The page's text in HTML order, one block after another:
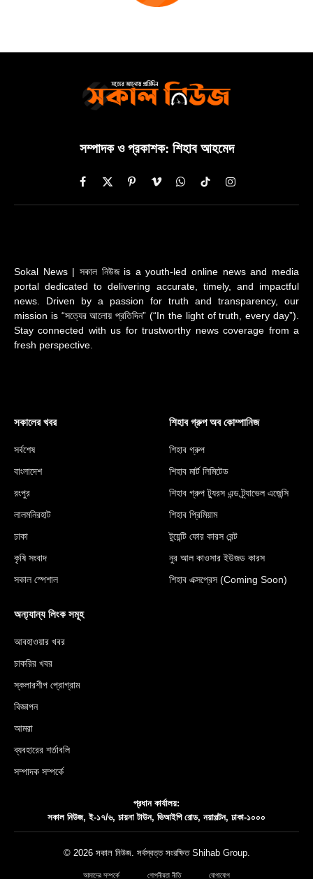
সম্পাদক ও প্রকাশক: শিহাব আহমেদ
Facebook
X
(Twitter)
PinterestVimeoWhatsAppTikTokInstagram
Sokal News | সকাল নিউজ is a youth-led online news and media
portal dedicated to delivering accurate, timely, and impactful
news. Driven by a passion for truth and transparency, our
mission is “সত্যের আলোয় প্রতিদিন” (“In the light of truth, every day”).
Stay connected with us for trustworthy news coverage from a
fresh perspective.
সকালের খবর
সর্বশেষ
বাংলাদেশ
রংপুর
লালমনিরহাট
ঢাকা
কৃষি সংবাদ
সকাল স্পেশাল
শিহাব গ্রুপ অব কোম্পানিজ
শিহাব গ্রুপ
শিহাব মার্ট লিমিটেড
শিহাব গ্রুপ ট্যুরস এন্ড ট্র্যাভেল এজেন্সি
শিহাব প্রিমিয়াম
টুয়েন্টি ফোর কারস রেন্ট
নুর আল কাওসার ইউজড কারস
শিহাব এক্সপ্রেস (Coming Soon)
অন্য্যান্য লিংক সমূহ
আবহাওয়ার খবর
চাকরির খবর
স্কলারশীপ প্রোগ্রাম
বিজ্ঞাপন
আমরা
ব্যবহারের শর্তাবলি
সম্পাদক সম্পর্কে
প্রধান কার্যালয়:
সকাল নিউজ, ই-১৭/৬, চায়না টাউন, ভিআইপি রোড, নয়াপল্টন, ঢাকা-১০০০
© 2026 সকাল নিউজ. সর্বস্বত্ত সংরক্ষিত Shihab Group.
আমাদের সম্পর্কে গোপনীয়তা নীতি যোগাযোগ